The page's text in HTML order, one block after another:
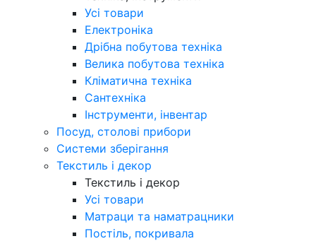
Усі товари
Електроніка
Дрібна побутова техніка
Велика побутова техніка
Кліматична техніка
Сантехніка
Інструменти, інвентар
Посуд, столові прибори
Системи зберігання
Текстиль і декор
Текстиль і декор
Усі товари
Матраци та наматрацники
Постіль, покривала